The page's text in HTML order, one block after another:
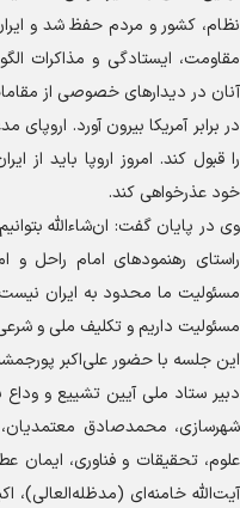
نظام، کشور و مردم حفظ شد و
مقاومت، ایستادگی و مذاکرات
آنان در دیدار‌های خصوصی از
در برابر آمریکا بیرون آورد.
را قبول کند. امروز اروپا باید از
خود عذرخواهی کند.
وی در پایان گفت: ان‌شاءالله
راستای رهنمود‌های امام راحل
مسئولیت ما محدود به ایران
مسئولیت داریم و تکلیف ملی و
این جلسه با حضور علی‌اکبر
دبیر ستاد ملی آیین تشییع و وداع
شهرسازی، محمدصادق معتمدیان،
علوم، تحقیقات و فناوری، ایمان
آیت‌الله خامنه‌ای (مدظله‌العالی)،